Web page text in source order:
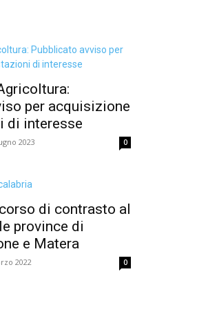
per acquisizione
di interesse
2023 0
di contrasto al
province di
e Matera
2022 0